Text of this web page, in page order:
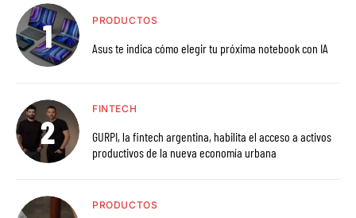
PRODUCTOS
Asus te indica cómo elegir tu próxima notebook con IA
FINTECH
GURPI, la fintech argentina, habilita el acceso a activos
productivos de la nueva economía urbana
PRODUCTOS